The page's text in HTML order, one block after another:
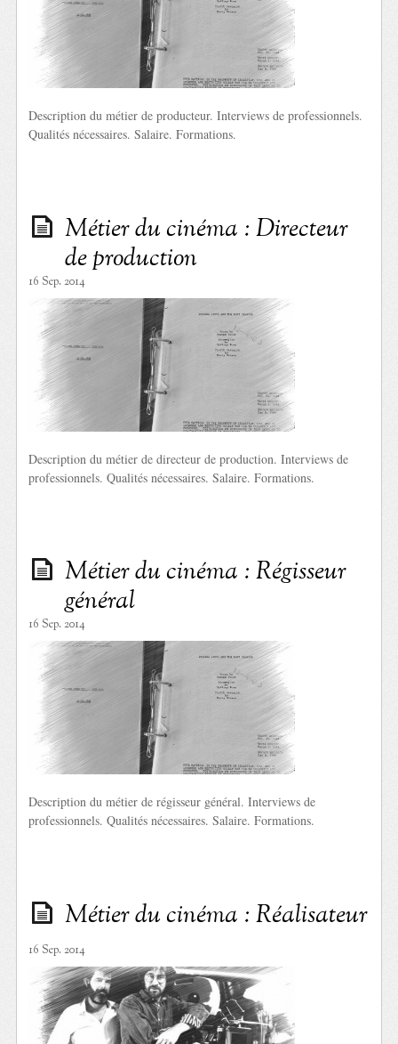
Description du métier de producteur. Interviews de professionnels.
Qualités nécessaires. Salaire. Formations.
Métier du cinéma : Directeur
de production
16 Sep. 2014
Description du métier de directeur de production. Interviews de
professionnels. Qualités nécessaires. Salaire. Formations.
Métier du cinéma : Régisseur
général
16 Sep. 2014
Description du métier de régisseur général. Interviews de
professionnels. Qualités nécessaires. Salaire. Formations.
Métier du cinéma : Réalisateur
16 Sep. 2014